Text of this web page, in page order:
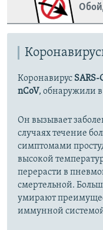
Коронавирус SARS-
nCoV, обнаружили в
Он вызывает
случаях течение
симптомами
высокой
перерасти в
смертельной.
умирают
иммунной